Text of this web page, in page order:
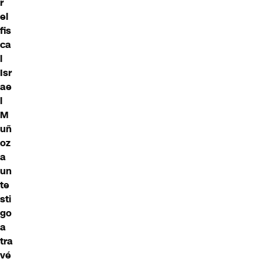
r
el
fis
ca
l
Isr
ae
l
M
uñ
oz
a
un
te
sti
go
a
tra
vé